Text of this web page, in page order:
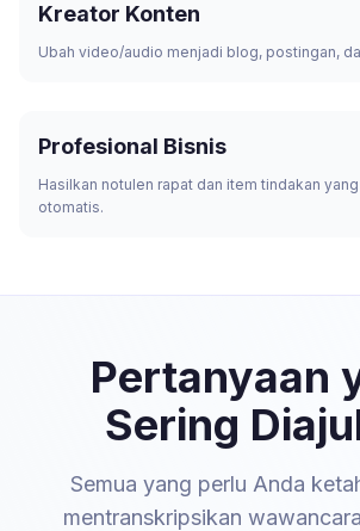
Kreator Konten
Ubah video/audio menjadi blog, postingan,
Profesional Bisnis
Hasilkan notulen rapat dan item tindakan
otomatis.
Pertanyaan
Sering
Semua yang perlu Anda
mentranskripsikan